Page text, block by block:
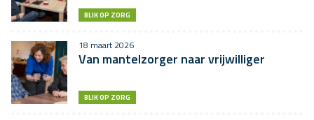
BLIK OP ZORG
18 maart 2026
Van mantelzorger naar vrijwilliger
BLIK OP ZORG